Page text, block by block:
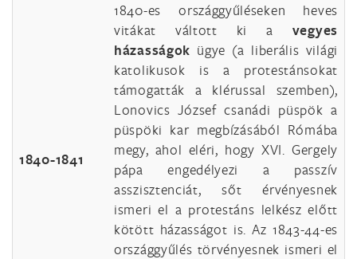
1840-1841
1840-es országgyűléseken heves
vitákat váltott ki a vegyes
házasságok ügye (a liberális világi
katolikusok is a protestánsokat
támogatták a klérussal szemben),
Lonovics József csanádi püspök a
püspöki kar megbízásából Rómába
megy, ahol eléri, hogy XVI. Gergely
pápa engedélyezi a passzív
asszisztenciát, sőt érvényesnek
ismeri el a protestáns lelkész előtt
kötött házasságot is. Az 1843-44-es
országgyűlés törvényesnek ismeri el